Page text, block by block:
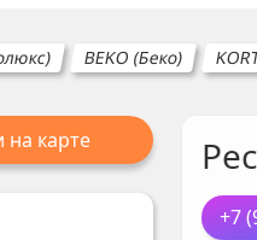
BEKO (Беко)
на карте
+7